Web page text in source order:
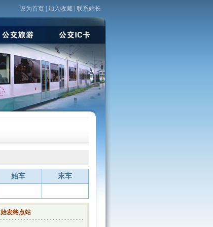
设为首页| 加入收藏| 联系站长
始车
末车
始发终点站